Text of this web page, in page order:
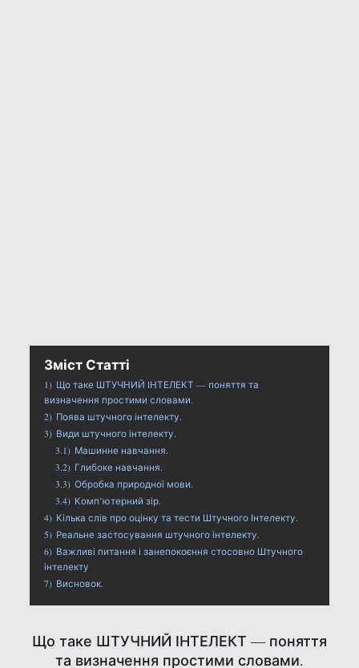
Зміст Статті
1) Що таке ШТУЧНИЙ ІНТЕЛЕКТ — поняття та
визначення простими словами.
2) Поява штучного інтелекту.
3) Види штучного інтелекту.
3.1) Машинне навчання.
3.2) Глибоке навчання.
3.3) Обробка природної мови.
3.4) Комп’ютерний зір.
4) Кілька слів про оцінку та тести Штучного Інтелекту.
5) Реальне застосування штучного інтелекту.
6) Важливі питання і занепокоєння стосовно Штучного
інтелекту
7) Висновок.
Що таке ШТУЧНИЙ ІНТЕЛЕКТ — поняття
та визначення простими словами.